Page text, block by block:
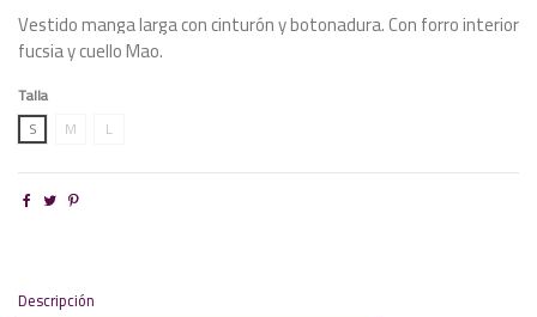
Vestido manga larga con cinturón y botonadura. Con forro interior
fucsia y cuello Mao.
Talla
S
M L
Descripción